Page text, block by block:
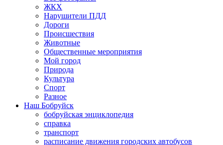
ЖКХ
Нарушители ПДД
Дороги
Происшествия
Животные
Общественные мероприятия
Мой город
Природа
Культура
Спорт
Разное
Наш Бобруйск
бобруйская энциклопедия
справка
транспорт
расписание движения городских автобусов